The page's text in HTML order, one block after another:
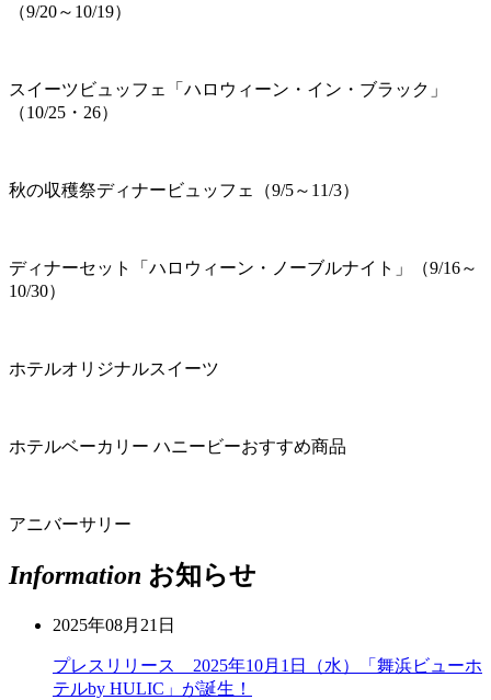
（9/20～10/19）
スイーツビュッフェ「ハロウィーン・イン・ブラック」
（10/25・26）
秋の収穫祭ディナービュッフェ（9/5～11/3）
ディナーセット「ハロウィーン・ノーブルナイト」（9/16～
10/30）
ホテルオリジナルスイーツ
ホテルベーカリー ハニービーおすすめ商品
アニバーサリー
Information お知らせ
2025年08月21日
プレスリリース 2025年10月1日（水）「舞浜ビューホ
テルby HULIC」が誕生！